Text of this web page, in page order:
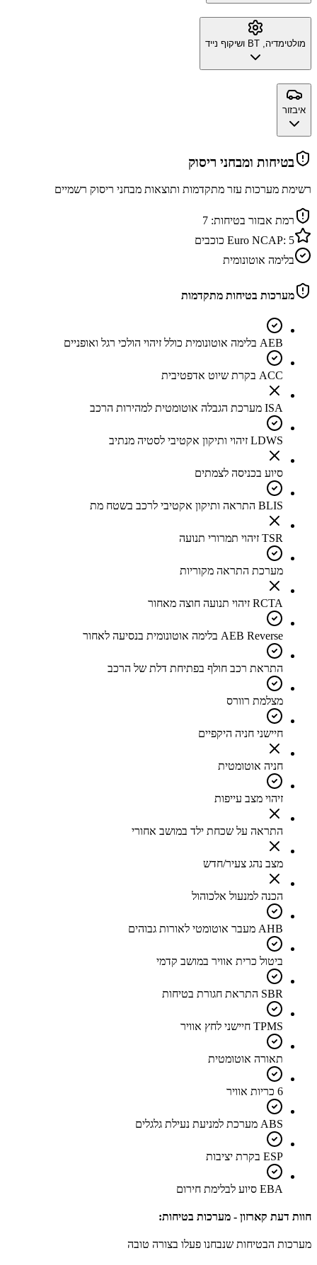
מולטימדיה, BT ושיקוף נייד
איבזור
בטיחות ומבחני ריסוק
רשימת מערכות עזר מתקדמות ותוצאות מבחני ריסוק רשמיים
רמת אבזור בטיחות: 7
Euro NCAP: 5
כוכבים
בלימה אוטונומית
מערכות בטיחות מתקדמות
AEB בלימה אוטונומית כולל זיהוי הולכי רגל ואופניים
ACC בקרת שיוט אדפטיבית
ISA מערכת הגבלה אוטומטית למהירות הרכב
LDWS זיהוי ותיקון אקטיבי לסטיה מנתיב
סיוע בכניסה לצמתים
BLIS התראה ותיקון אקטיבי לרכב בשטח מת
TSR זיהוי תמרורי תנועה
מערכת התראה מקוריות
RCTA זיהוי תנועה חוצה מאחור
AEB Reverse בלימה אוטונומית בנסיעה לאחור
התראת רכב חולף בפתיחת דלת של הרכב
מצלמת רוורס
חיישני חניה היקפיים
חניה אוטומטית
זיהוי מצב עייפות
התראה על שכחת ילד במושב אחורי
מצב נהג צעיר/חדש
הכנה למנעול אלכוהול
AHB מעבר אוטומטי לאורות גבוהים
ביטול כרית אוויר במושב קדמי
SBR התראת חגורת בטיחות
TPMS חיישני לחץ אוויר
תאורה אוטומטית
6 כריות אוויר
ABS מערכת למניעת נעילת גלגלים
ESP בקרת יציבות
EBA סיוע לבלימת חירום
חוות דעת קארזון - מערכות בטיחות:
מערכות הבטיחות שנבחנו פעלו בצורה טובה